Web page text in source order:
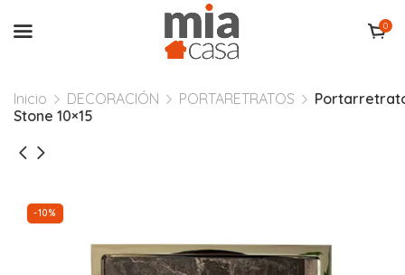
0
Inicio DECORACIÓN PORTARETRATOS
Stone 10×15
-10%